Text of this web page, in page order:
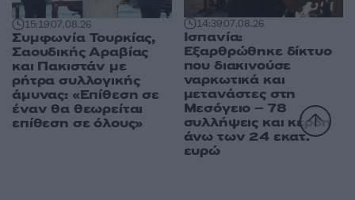
15:1907.08.26
Συμφωνία Τουρκίας,
Σαουδικής Αραβίας
και Πακιστάν με
ρήτρα συλλογικής
άμυνας: «Επίθεση σε
έναν θα θεωρείται
επίθεση σε όλους»
14:3907.08.26
Ισπανία:
Εξαρθρώθηκε δίκτυο
που διακινούσε
ναρκωτικά και
μετανάστες στη
Μεσόγειο – 78
συλλήψεις και κέρδη
άνω των 24 εκατ.
ευρώ